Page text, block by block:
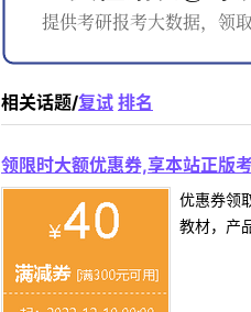
相关话题/复试 排名
领限时大额优惠券,享本站正版
优惠券领
教材，产